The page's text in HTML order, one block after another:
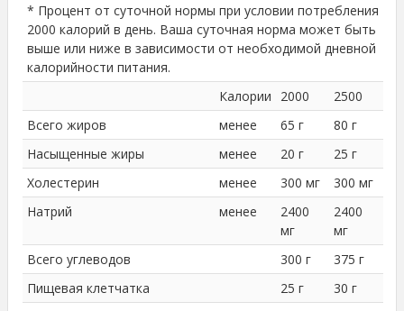
* Процент от суточной нормы при условии потребления
2000 калорий в день. Ваша суточная норма может быть
выше или ниже в зависимости от необходимой дневной
калорийности питания.
Калории
2000
2500
Всего жиров
менее 65 г
80 г
Насыщенные жиры
менее 20 г
25 г
Холестерин
менее 300 мг
300 мг
Натрий
менее
2400
мг
2400
мг
Всего углеводов
300 г
375 г
Пищевая клетчатка
25 г 30 г